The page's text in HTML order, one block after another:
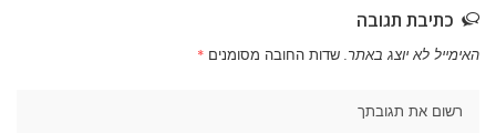
כתיבת תגובה
האימייל לא יוצג באתר. שדות החובה מסומנים *